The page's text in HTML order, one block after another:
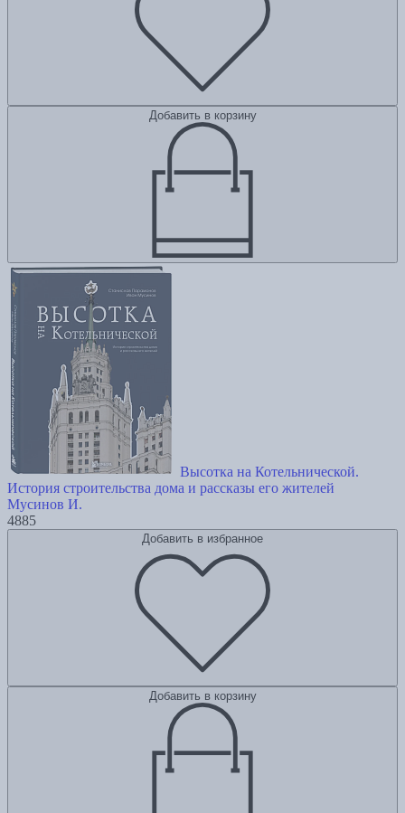
Добавить в корзину
Высотка на Котельнической.
История строительства дома и рассказы его жителей
Мусинов И.
4885
Добавить в избранное
Добавить в корзину